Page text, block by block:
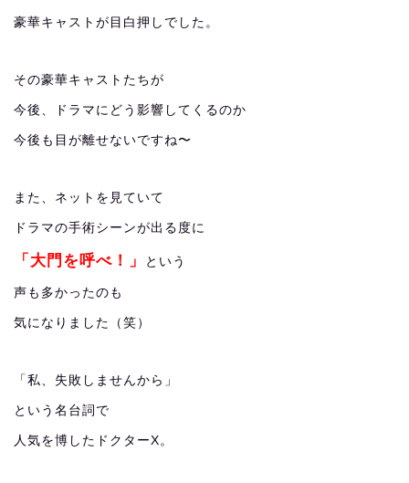
豪華キャストが目白押しでした。
その豪華キャストたちが
今後、ドラマにどう影響してくるのか
今後も目が離せないですね〜
また、ネットを見ていて
ドラマの手術シーンが出る度に
「大門を呼べ！」 という
声も多かったのも
気になりました（笑）
「私、失敗しませんから」
という名台詞で
人気を博したドクターX。